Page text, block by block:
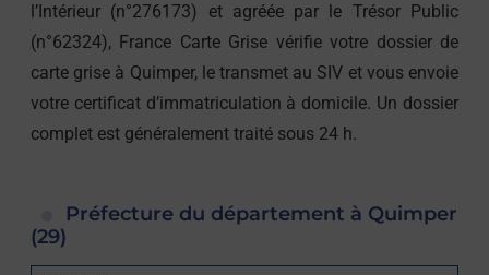
l’Intérieur (n°276173) et agréée par le Trésor Public
(n°62324), France Carte Grise vérifie votre dossier de
carte grise à Quimper, le transmet au SIV et vous envoie
votre certificat d’immatriculation à domicile. Un dossier
complet est généralement traité sous 24 h.
Préfecture du département à Quimper
(29)